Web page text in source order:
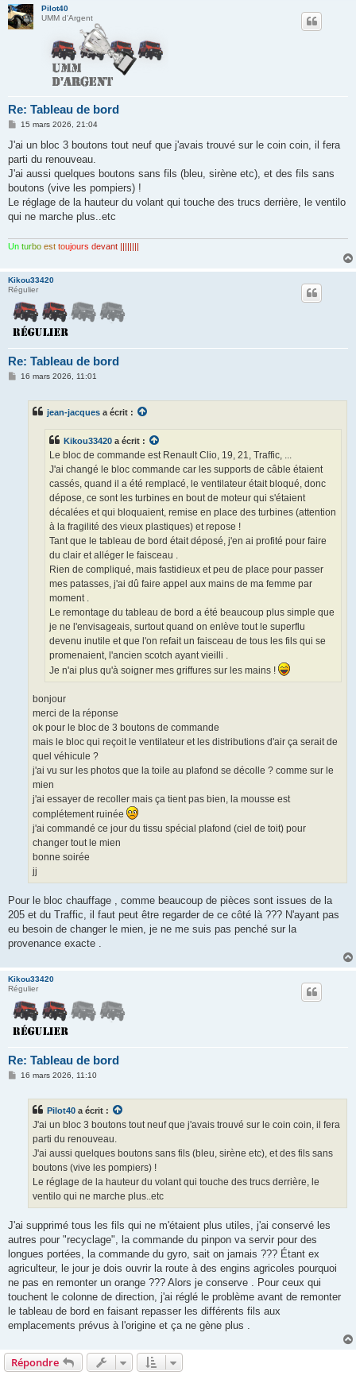
Pilot40
UMM d'Argent
Re: Tableau de bord
M
s
a
g
15 mars 2026, 21:04
J'ai un bloc 3 boutons tout neuf que j'avais trouvé sur le coin coin, il fera
parti du renouveau.
J'ai aussi quelques boutons sans fils (bleu, sirène etc), et des fils sans
boutons (vive les pompiers) !
Le réglage de la hauteur du volant qui touche des trucs derrière, le ventilo
qui ne marche plus..etc
Un turbo est toujours devant ||||||||
Kikou33420
Régulier
Re: Tableau de bord
M
16 mars 2026, 11:01
jean-jacques a écrit :
Kikou33420 a écrit :
Le bloc de commande est Renault Clio, 19, 21, Traffic, ...
J'ai changé le bloc commande car les supports de câble étaient
cassés, quand il a été remplacé, le ventilateur était bloqué, donc
dépose, ce sont les turbines en bout de moteur qui s'étaient
décalées et qui bloquaient, remise en place des turbines (attention
à la fragilité des vieux plastiques) et repose !
Tant que le tableau de bord était déposé, j'en ai profité pour faire
du clair et alléger le faisceau .
Rien de compliqué, mais fastidieux et peu de place pour passer
mes patasses, j'ai dû faire appel aux mains de ma femme par
moment .
Le remontage du tableau de bord a été beaucoup plus simple que
je ne l'envisageais, surtout quand on enlève tout le superflu
devenu inutile et que l'on refait un faisceau de tous les fils qui se
promenaient, l'ancien scotch ayant vieilli .
Je n'ai plus qu'à soigner mes griffures sur les mains !
bonjour
merci de la réponse
ok pour le bloc de 3 boutons de commande
mais le bloc qui reçoit le ventilateur et les distributions d'air ça serait de
quel véhicule ?
j'ai vu sur les photos que la toile au plafond se décolle ? comme sur le
mien
j'ai essayer de recoller mais ça tient pas bien, la mousse est
complétement ruinée
j'ai commandé ce jour du tissu spécial plafond (ciel de toit) pour
changer tout le mien
bonne soirée
jj
Pour le bloc chauffage , comme beaucoup de pièces sont issues de la
205 et du Traffic, il faut peut être regarder de ce côté là ??? N'ayant pas
eu besoin de changer le mien, je ne me suis pas penché sur la
provenance exacte .
Kikou33420
Régulier
Re: Tableau de bord
M16 mars 2026, 11:10
Pilot40 a écrit :
J'ai un bloc 3 boutons tout neuf que j'avais trouvé sur le coin coin, il fera
parti du renouveau.
J'ai aussi quelques boutons sans fils (bleu, sirène etc), et des fils sans
boutons (vive les pompiers) !
Le réglage de la hauteur du volant qui touche des trucs derrière, le
ventilo qui ne marche plus..etc
J'ai supprimé tous les fils qui ne m'étaient plus utiles, j'ai conservé les
autres pour "recyclage", la commande du pinpon va servir pour des
longues portées, la commande du gyro, sait on jamais ??? Étant ex
agriculteur, le jour je dois ouvrir la route à des engins agricoles pourquoi
ne pas en remonter un orange ??? Alors je conserve . Pour ceux qui
touchent le colonne de direction, j'ai réglé le problème avant de remonter
le tableau de bord en faisant repasser les différents fils aux
emplacements prévus à l'origine et ça ne gène plus .
Répondre